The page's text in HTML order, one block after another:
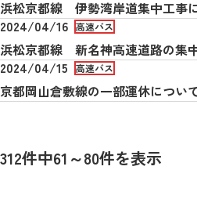
浜松京都線 伊勢湾岸道集中工事
2024/04/16 高速バス
浜松京都線 新名神高速道路の集
2024/04/15
高速バス
京都岡山倉敷線の一部運休につい
312件中61～80件を表示